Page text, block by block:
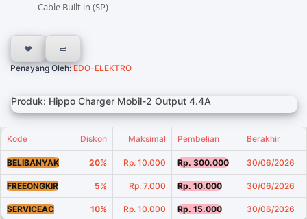
Cable Built in (SP)
Penayang Oleh:EDO-ELEKTRO
Produk: Hippo Charger Mobil-2 Output 4.4A
Kode Diskon Maksimal Pembelian Berakhir
BELIBANYAK 20% Rp. 10.000 Rp. 300.000 30/06/2026
FREEONGKIR 5% Rp. 7.000 Rp. 10.000 30/06/2026
SERVICEAC 10% Rp. 10.000 Rp. 15.000 30/06/2026